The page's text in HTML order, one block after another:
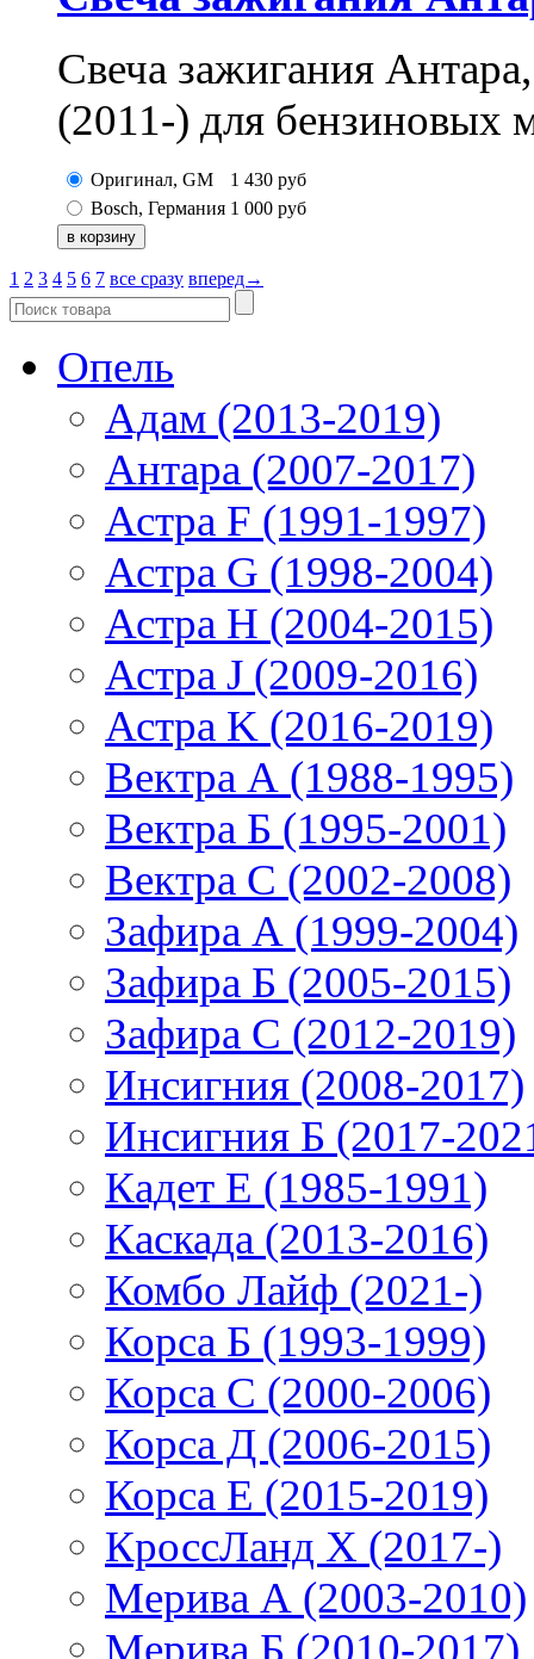
Свеча зажигания
(2011-) для бензиновых
Оригинал, GM 1 430 руб
Bosch, Германия 1 000 руб
1 2 3 4 5 6 7 все сразу вперед→
Опель
Адам (2013-2019)
Антара (2007-2017)
Астра F (1991-1997)
Астра G (1998-2004)
Астра H (2004-2015)
Астра J (2009-2016)
Астра K (2016-2019)
Вектра А (1988-1995)
Вектра Б (1995-2001)
Вектра С (2002-2008)
Зафира А (1999-2004)
Зафира Б (2005-2015)
Зафира С (2012-2019)
Инсигния (2008-2017)
Инсигния Б (2017-
Кадет Е (1985-1991)
Каскада (2013-2016)
Комбо Лайф (2021-)
Корса Б (1993-1999)
Корса С (2000-2006)
Корса Д (2006-2015)
Корса E (2015-2019)
КроссЛанд X (2017-)
Мерива А (2003-2010)